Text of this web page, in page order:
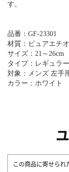
す。
品番：GF-23301
材質：ピュアエチ
サイズ：21～26cm
タイプ：レギュラー
対象：メンズ 左手
カラー：ホワイト
この商品に寄せられ